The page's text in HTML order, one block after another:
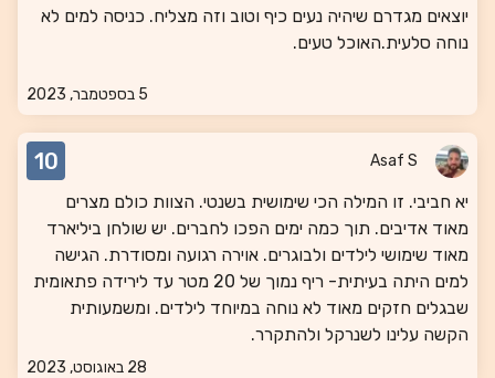
יוצאים מגדרם שיהיה נעים כיף וטוב וזה מצליח. כניסה למים לא
נוחה סלעית.האוכל טעים.
5 בספטמבר, 2023
Asaf S
10
יא חביבי. זו המילה הכי שימושית בשנטי. הצוות כולם מצרים
מאוד אדיבים. תוך כמה ימים הפכו לחברים. יש שולחן ביליארד
מאוד שימושי לילדים ולבוגרים. אוירה רגועה ומסודרת. הגישה
למים היתה בעיתית- ריף נמוך של 20 מטר עד לירידה פתאומית
שבגלים חזקים מאוד לא נוחה במיוחד לילדים. ומשמעותית
הקשה עלינו לשנרקל ולהתקרר.
28 באוגוסט, 2023